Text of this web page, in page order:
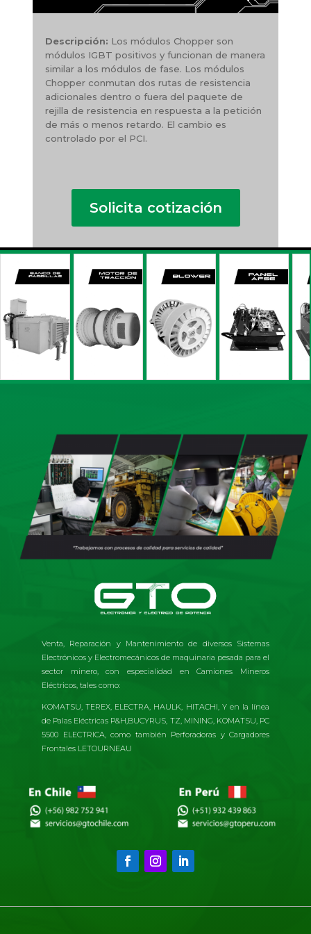
Descripción: Los módulos Chopper son
módulos IGBT positivos y funcionan de manera
similar a los módulos de fase. Los módulos
Chopper conmutan dos rutas de resistencia
adicionales dentro o fuera del paquete de
rejilla de resistencia en respuesta a la petición
de más o menos retardo. El cambio es
controlado por el PCI.
Solicita cotización
Venta, Reparación y Mantenimiento de diversos Sistemas
Electrónicos y Electromecánicos de maquinaria pesada para el
sector minero, con especialidad en Camiones Mineros
Eléctricos, tales como:
KOMATSU, TEREX, ELECTRA, HAULK, HITACHI, Y en la línea
de Palas Eléctricas P&H,BUCYRUS, TZ, MINING, KOMATSU, PC
5500 ELECTRICA, como también Perforadoras y Cargadores
Frontales LETOURNEAU